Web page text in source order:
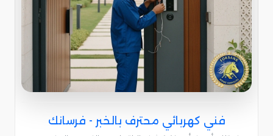
فني كهربائي محترف بالخبر - فرسانك